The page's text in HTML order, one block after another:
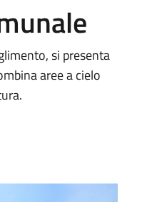
si presenta
aree a cielo